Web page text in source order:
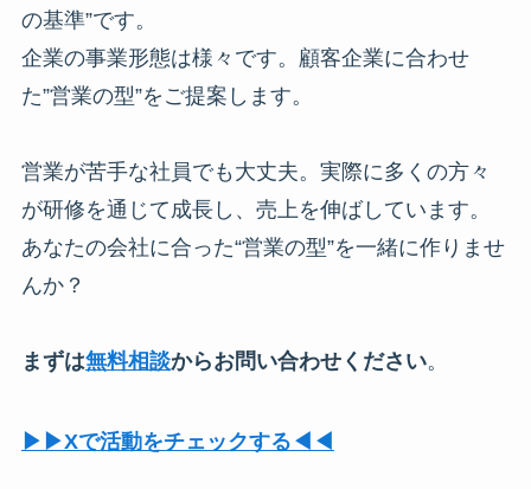
の基準”です。
企業の事業形態は様々です。顧客企業に合わせ
た”営業の型”をご提案します。
営業が苦手な社員でも大丈夫。実際に多くの方々
が研修を通じて成長し、売上を伸ばしています。
あなたの会社に合った“営業の型”を一緒に作りませ
んか？
まずは無料相談からお問い合わせください。
▶︎▶︎Xで活動をチェックする◀︎◀︎